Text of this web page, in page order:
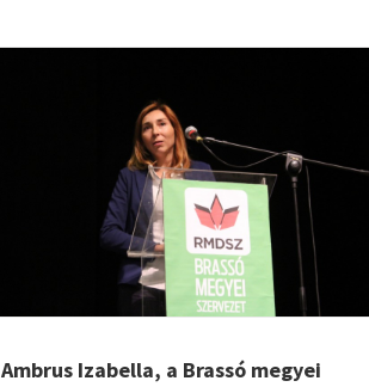
SZÉPKORÚAK ÜNNEPE BOTFALUBAN
Ambrus Izabella, a Brassó megyei